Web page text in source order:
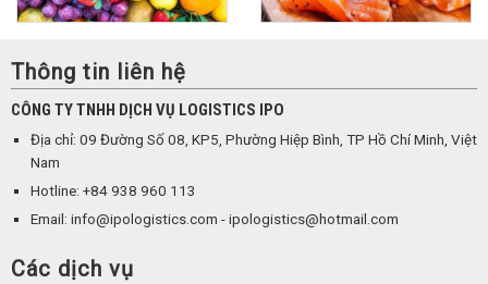
Thông tin liên hệ
CÔNG TY TNHH DỊCH VỤ LOGISTICS IPO
Địa chỉ: 09 Đường Số 08, KP5, Phường Hiệp Bình, TP Hồ Chí Minh, Việt
Nam
Hotline: +84 938 960 113
Email: info@ipologistics.com - ipologistics@hotmail.com
Các dịch vụ